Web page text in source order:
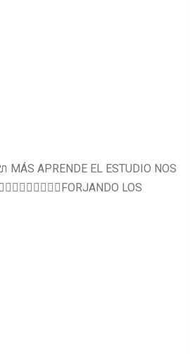
MÁS APRENDE EL ESTUDIO NOS
LOS